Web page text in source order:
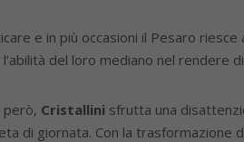
e in più occasioni il Pesaro riesce
del loro mediano nel rendere
però, Cristallini sfrutta una
di giornata. Con la trasformazione